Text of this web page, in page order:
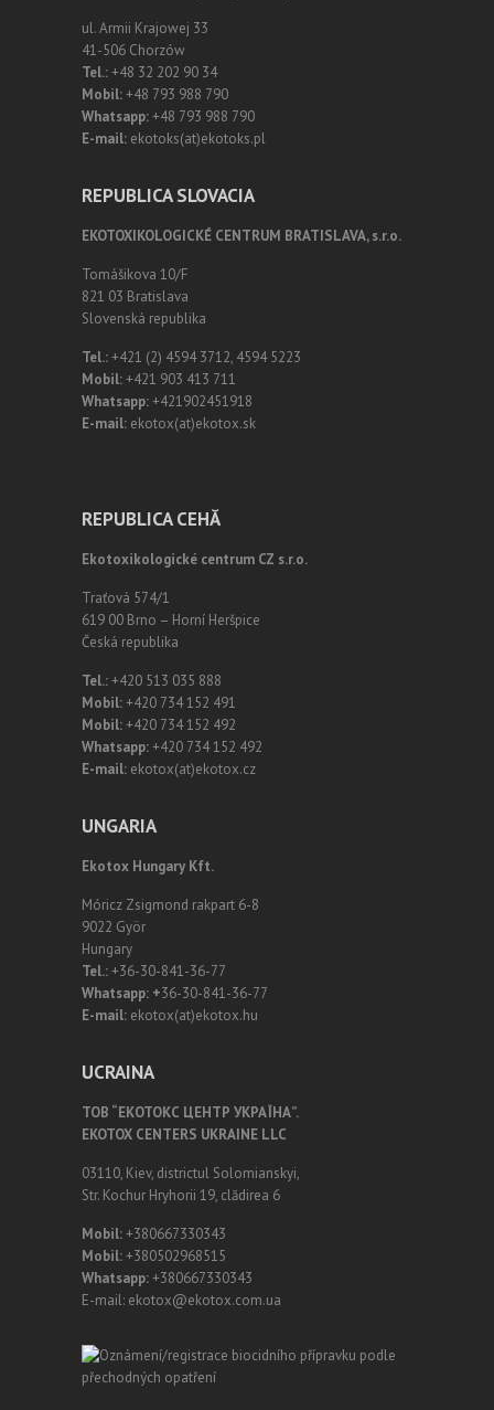
ul. Armii Krajowej 33
41-506 Chorzów
Tel.:+48 32 202 90 34
Mobil:+48 793 988 790
Whatsapp:+48 793 988 790
E-mail: ekotoks(at)ekotoks.pl
REPUBLICA SLOVACIA
EKOTOXIKOLOGICKÉ CENTRUM BRATISLAVA, s.r.o.
Tomášikova 10/F
821 03 Bratislava
Slovenská republika
Tel.:+421 (2) 4594 3712, 4594 5223
Mobil:+421 903 413 711
Whatsapp:+421902451918
E-mail: ekotox(at)ekotox.sk
REPUBLICA CEHĂ
Ekotoxikologické centrum CZ s.r.o.
Traťová 574/1
619 00 Brno – Horní Heršpice
Česká republika
Tel.:+420 513 035 888
Mobil:+420 734 152 491
Mobil:+420 734 152 492
Whatsapp:+420 734 152 492
E-mail: ekotox(at)ekotox.cz
UNGARIA
Ekotox Hungary Kft.
Móricz Zsigmond rakpart 6-8
9022 Györ
Hungary
Tel.:+36-30-841-36-77
Whatsapp: +36-30-841-36-77
E-mail: ekotox(at)ekotox.hu
UCRAINA
ТОВ “ЕКОТОКС ЦЕНТР УКРАЇНА”.
EKOTOX CENTERS UKRAINE LLC
03110, Kiev, districtul Solomianskyi,
Str. Kochur Hryhorii 19, clădirea 6
Mobil:+380667330343
Mobil:+380502968515
Whatsapp:+380667330343
E-mail: ekotox@ekotox.com.ua